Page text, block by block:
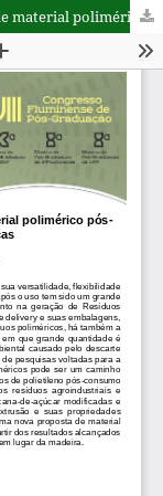
Desenvolvimento de compósitos a partir de material polimérico pósconsumo e fibras lignocelulósicas